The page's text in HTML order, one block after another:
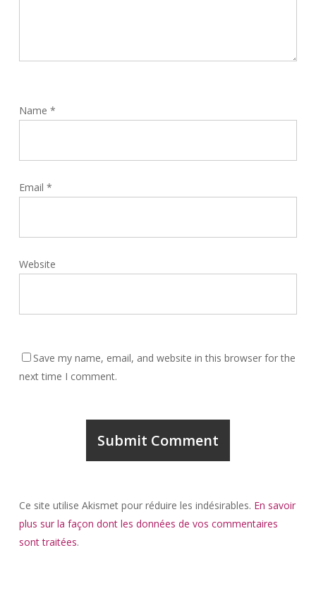
Name *
Email *
Website
Save my name, email, and website in this browser for the
next time I comment.
Ce site utilise Akismet pour réduire les indésirables. En savoir
plus sur la façon dont les données de vos commentaires
sont traitées.